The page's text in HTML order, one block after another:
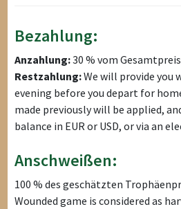
Bezahlung:
Anzahlung:30 % vom Gesamtpreis
Restzahlung:We will provide you
evening before you depart for
made previously will be applied,
balance in EUR or USD, or via an
Anschweißen:
100 % des geschätzten
Wounded game is considered as